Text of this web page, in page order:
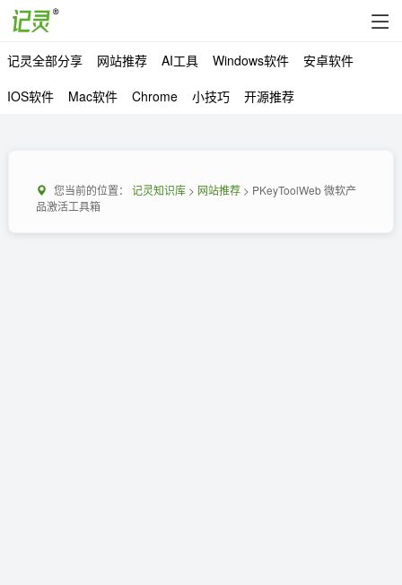
记灵全部分享 网站推荐 AI工具 Windows软件
安卓软件
IOS软件
Mac软件 Chrome 小技巧 开源推荐
您当前的位置： 记灵知识库> 网站推荐> PKeyToolWeb 微软产
品激活工具箱